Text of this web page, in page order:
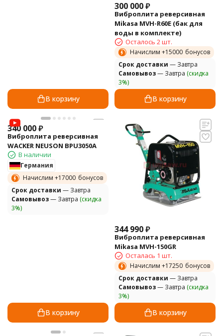
В корзину
300 000₽
Виброплита реверсивная
Mikasa MVH-R60E (бак для
воды в комплекте)
Осталось 2 шт.
Начислим +15000 бонусов
Cрок доставки — Завтра
Самовывоз— Завтра (скидка
3%)
В корзину
340 000₽
Виброплита реверсивная
WACKER NEUSON BPU3050A
В наличии
Германия
Начислим +17000 бонусов
Cрок доставки — Завтра
Самовывоз— Завтра (скидка
3%)
В корзину
344 990₽
Виброплита реверсивная
Mikasa MVH-150GR
Осталась 1 шт.
Начислим +17250 бонусов
Cрок доставки — Завтра
Самовывоз— Завтра (скидка
3%)
В корзину